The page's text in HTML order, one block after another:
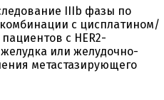
IIIb фазы по
с цисплатином/
с HER2-
или желудочно-
метастазирующего